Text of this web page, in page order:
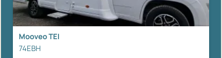
Mooveo TEI
74EBH